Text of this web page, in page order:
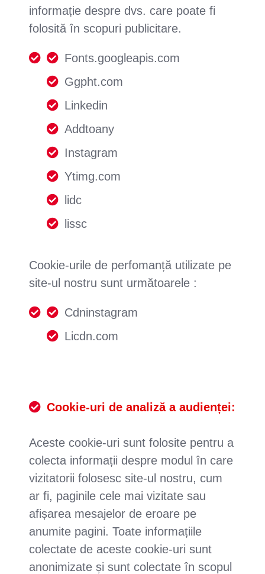
informație despre dvs. care poate fi
folosită în scopuri publicitare.
Fonts.googleapis.com
Ggpht.com
Linkedin
Addtoany
Instagram
Ytimg.com
lidc
lissc
Cookie-urile de perfomanță utilizate pe
site-ul nostru sunt următoarele :
Cdninstagram
Licdn.com
Cookie-uri de analiză a audienței:
Aceste cookie-uri sunt folosite pentru a
colecta informații despre modul în care
vizitatorii folosesc site-ul nostru, cum
ar fi, paginile cele mai vizitate sau
afișarea mesajelor de eroare pe
anumite pagini. Toate informațiile
colectate de aceste cookie-uri sunt
anonimizate și sunt colectate în scopul